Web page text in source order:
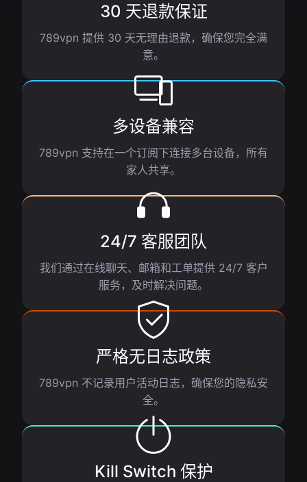
30 天退款保证
789vpn 提供 30 天无理由退款，确保您完全满
意。
多设备兼容
789vpn 支持在一个订阅下连接多台设备，所有
家人共享。
24/7 客服团队
我们通过在线聊天、邮箱和工单提供 24/7 客户
服务，及时解决问题。
严格无日志政策
789vpn 不记录用户活动日志，确保您的隐私安
全。
Kill Switch 保护